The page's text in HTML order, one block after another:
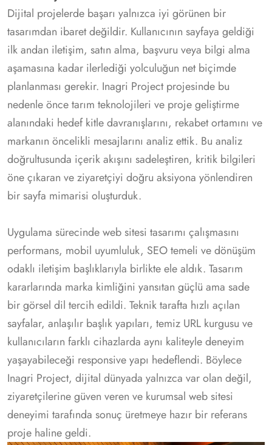
Dijital projelerde başarı yalnızca iyi görünen bir
tasarımdan ibaret değildir. Kullanıcının sayfaya geldiği
ilk andan iletişim, satın alma, başvuru veya bilgi alma
aşamasına kadar ilerlediği yolculuğun net biçimde
planlanması gerekir. Inagri Project projesinde bu
nedenle önce tarım teknolojileri ve proje geliştirme
alanındaki hedef kitle davranışlarını, rekabet ortamını ve
markanın öncelikli mesajlarını analiz ettik. Bu analiz
doğrultusunda içerik akışını sadeleştiren, kritik bilgileri
öne çıkaran ve ziyaretçiyi doğru aksiyona yönlendiren
bir sayfa mimarisi oluşturduk.
Uygulama sürecinde web sitesi tasarımı çalışmasını
performans, mobil uyumluluk, SEO temeli ve dönüşüm
odaklı iletişim başlıklarıyla birlikte ele aldık. Tasarım
kararlarında marka kimliğini yansıtan güçlü ama sade
bir görsel dil tercih edildi. Teknik tarafta hızlı açılan
sayfalar, anlaşılır başlık yapıları, temiz URL kurgusu ve
kullanıcıların farklı cihazlarda aynı kaliteyle deneyim
yaşayabileceği responsive yapı hedeflendi. Böylece
Inagri Project, dijital dünyada yalnızca var olan değil,
ziyaretçilerine güven veren ve kurumsal web sitesi
deneyimi tarafında sonuç üretmeye hazır bir referans
proje haline geldi.